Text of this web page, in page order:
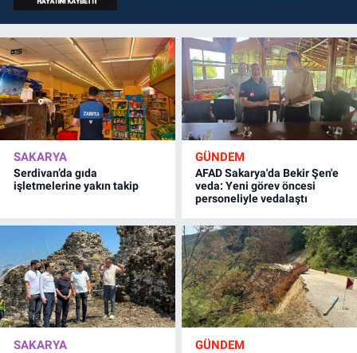
SAKARYA
Serdivan’da gıda
işletmelerine yakın takip
GÜNDEM
AFAD Sakarya'da Bekir Şen'e
veda: Yeni görev öncesi
personeliyle vedalaştı
SAKARYA GÜNDEM